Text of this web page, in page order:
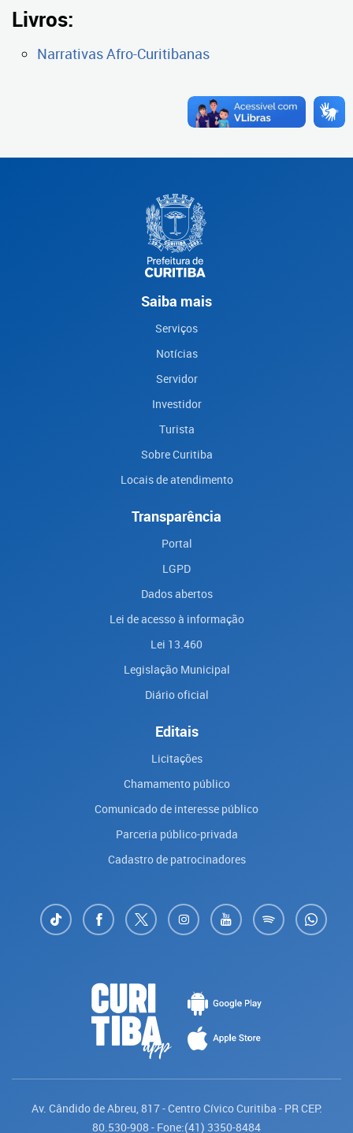
Livros:
Narrativas Afro-Curitibanas
Saiba mais
Serviços
Notícias
Servidor
Investidor
Turista
Sobre Curitiba
Locais de atendimento
Transparência
Portal
LGPD
Dados abertos
Lei de acesso à informação
Lei 13.460
Legislação Municipal
Diário oficial
Editais
Licitações
Chamamento público
Comunicado de interesse público
Parceria público-privada
Cadastro de patrocinadores
Av. Cândido de Abreu, 817 - Centro Cívico Curitiba - PR CEP:
80.530-908 - Fone:(41) 3350-8484